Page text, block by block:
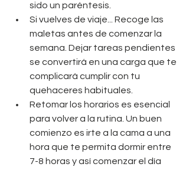
sido un paréntesis.
Si vuelves de viaje... Recoge las
maletas antes de comenzar la
semana. Dejar tareas pendientes
se convertirá en una carga que te
complicará cumplir con tu
quehaceres habituales.
Retomar los horarios es esencial
para volver a la rutina. Un buen
comienzo es irte a la cama a una
hora que te permita dormir entre
7-8 horas y así comenzar el día